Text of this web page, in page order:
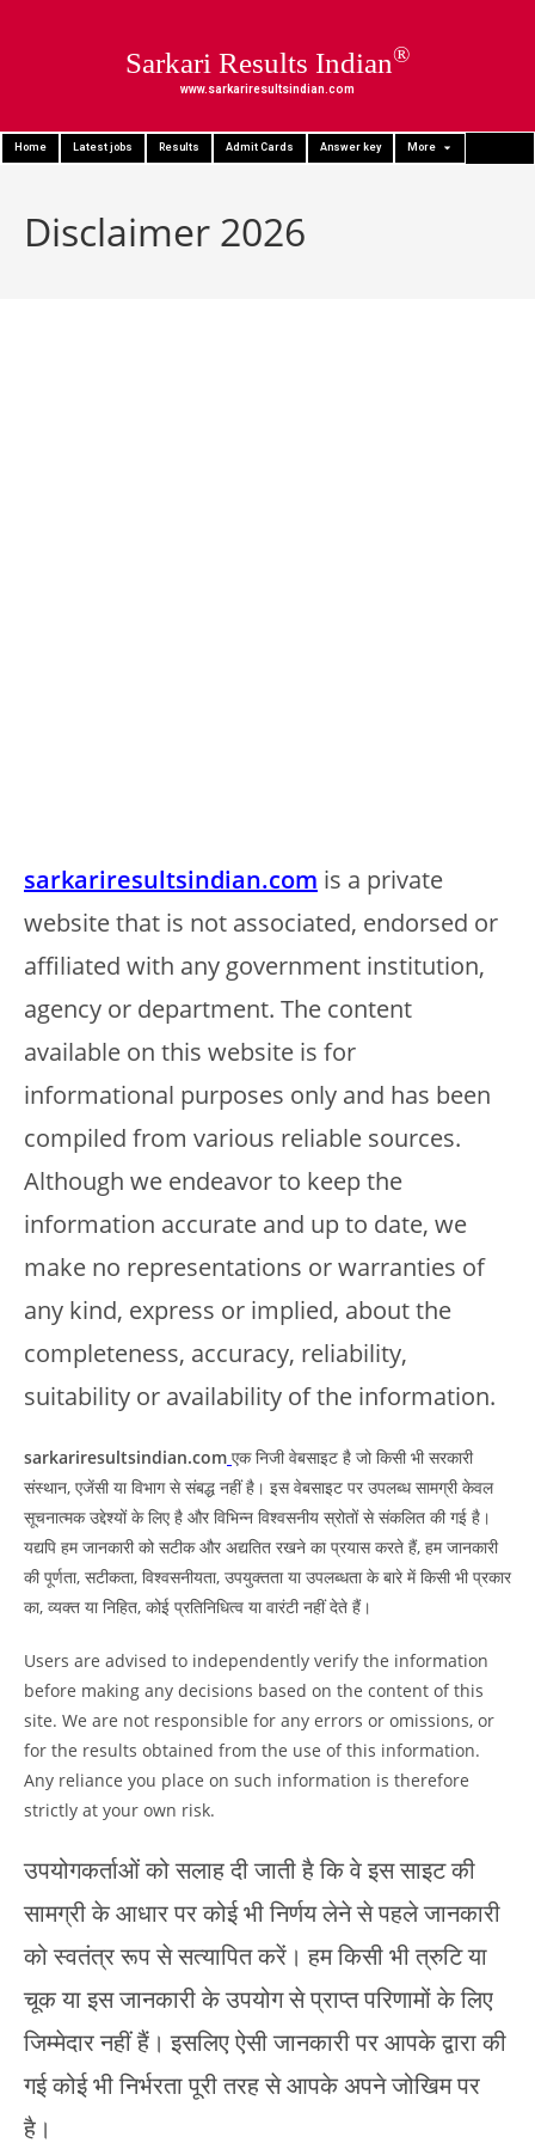
Sarkari Results Indian®
www.sarkariresultsindian.com
Home Latest jobs Results Admit Cards Answer key More
Disclaimer 2026
sarkariresultsindian.com is a private
website that is not associated, endorsed or
affiliated with any government institution,
agency or department. The content
available on this website is for
informational purposes only and has been
compiled from various reliable sources.
Although we endeavor to keep the
information accurate and up to date, we
make no representations or warranties of
any kind, express or implied, about the
completeness, accuracy, reliability,
suitability or availability of the information.
sarkariresultsindian.com एक निजी वेबसाइट है जो किसी भी सरकारी
संस्थान, एजेंसी या विभाग से संबद्ध नहीं है। इस वेबसाइट पर उपलब्ध सामग्री केवल
सूचनात्मक उद्देश्यों के लिए है और विभिन्न विश्वसनीय स्रोतों से संकलित की गई है।
यद्यपि हम जानकारी को सटीक और अद्यतित रखने का प्रयास करते हैं, हम जानकारी
की पूर्णता, सटीकता, विश्वसनीयता, उपयुक्तता या उपलब्धता के बारे में किसी भी प्रकार
का, व्यक्त या निहित, कोई प्रतिनिधित्व या वारंटी नहीं देते हैं।
Users are advised to independently verify the information
before making any decisions based on the content of this
site. We are not responsible for any errors or omissions, or
for the results obtained from the use of this information.
Any reliance you place on such information is therefore
strictly at your own risk.
उपयोगकर्ताओं को सलाह दी जाती है कि वे इस साइट की
सामग्री के आधार पर कोई भी निर्णय लेने से पहले जानकारी
को स्वतंत्र रूप से सत्यापित करें। हम किसी भी त्रुटि या
चूक या इस जानकारी के उपयोग से प्राप्त परिणामों के लिए
जिम्मेदार नहीं हैं। इसलिए ऐसी जानकारी पर आपके द्वारा की
गई कोई भी निर्भरता पूरी तरह से आपके अपने जोखिम पर
है।